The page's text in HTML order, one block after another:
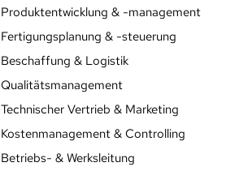
Produktentwicklung & -management
Fertigungsplanung & -steuerung
Beschaffung & Logistik
Qualitätsmanagement
Technischer Vertrieb & Marketing
Kostenmanagement & Controlling
Betriebs- & Werksleitung